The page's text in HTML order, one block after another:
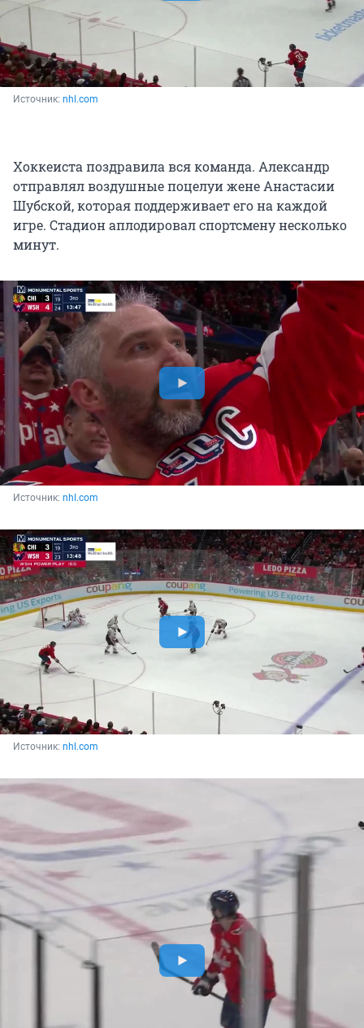
Источник: nhl.com
Хоккеиста поздравила вся команда. Александр
отправлял воздушные поцелуи жене Анастасии
Шубской, которая поддерживает его на каждой
игре. Стадион аплодировал спортсмену несколько
минут.
Источник: nhl.com
Источник: nhl.com